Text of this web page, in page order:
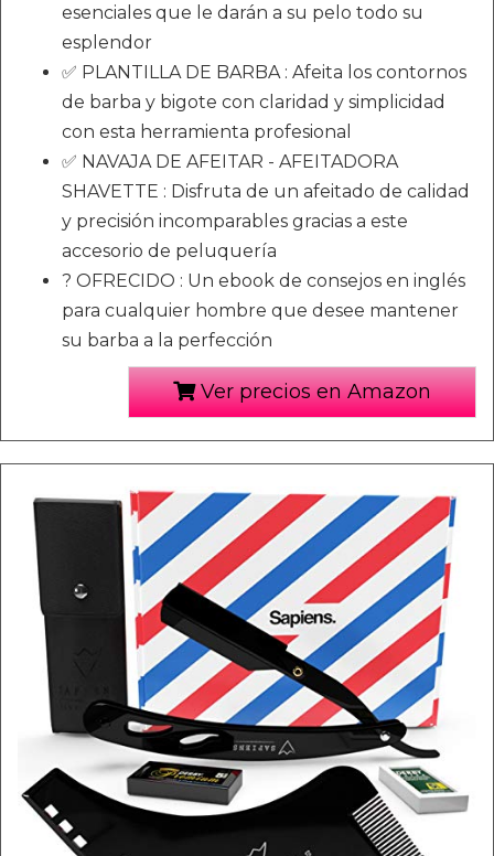
esenciales que le darán a su pelo todo su
esplendor
✅ PLANTILLA DE BARBA : Afeita los contornos
de barba y bigote con claridad y simplicidad
con esta herramienta profesional
✅ NAVAJA DE AFEITAR - AFEITADORA
SHAVETTE : Disfruta de un afeitado de calidad
y precisión incomparables gracias a este
accesorio de peluquería
? OFRECIDO : Un ebook de consejos en inglés
para cualquier hombre que desee mantener
su barba a la perfección
Ver precios en Amazon